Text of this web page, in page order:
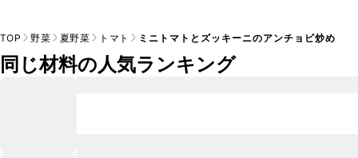
TOP 野菜 夏野菜 トマト ミニトマトとズッキーニのアンチョビ炒め
同じ材料の人気ランキング